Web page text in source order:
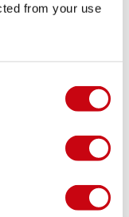
from your use
11'0"" x